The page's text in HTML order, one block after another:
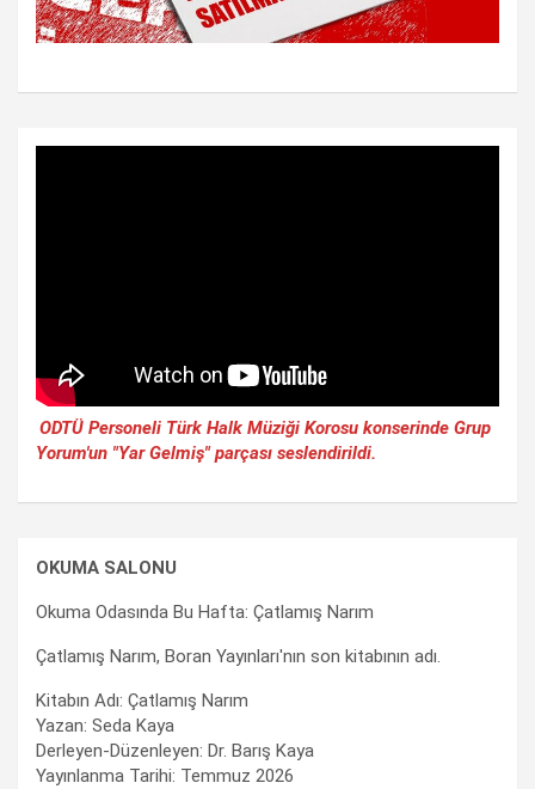
ODTÜ Personeli Türk Halk Müziği Korosu konserinde Grup
Yorum'un "Yar Gelmiş" parçası seslendirildi.
OKUMA SALONU
Okuma Odasında Bu Hafta: Çatlamış Narım
Çatlamış Narım, Boran Yayınları'nın son kitabının adı.
Kitabın Adı: Çatlamış Narım
Yazan: Seda Kaya
Derleyen-Düzenleyen: Dr. Barış Kaya
Yayınlanma Tarihi: Temmuz 2026